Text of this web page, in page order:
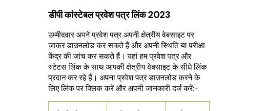
डीपी कांस्टेबल प्रवेश पत्र लिंक 2023
उम्मीदवार अपने प्रवेश पत्र अपनी क्षेत्रीय वेबसाइट पर
जाकर डाउनलोड कर सकते हैं और अपनी स्थिति या परीक्षा
केंद्र की जांच कर सकते हैं। यहां हम प्रवेश पत्र और
स्टेटस लिंक के साथ आपकी क्षेत्रीय वेबसाइट के सीधे लिंक
प्रदान कर रहे हैं। अपना प्रवेश पत्र डाउनलोड करने के
लिए लिंक पर क्लिक करें और अपनी जानकारी दर्ज करें:-